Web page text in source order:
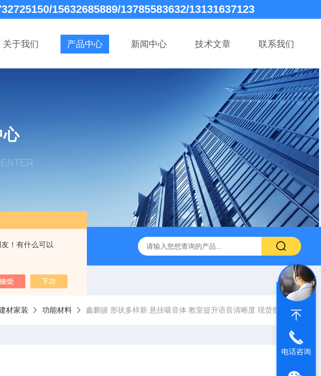
！有什么可以
15632685889/13785583632/13131637123
关于我们 产品中心 新闻中心 技术文章 联系我们
心
专用装饰材料） 600*600 600*1200鑫鹏骏 岩棉天花板 防火抗下陷 吸音吊顶 玻纤
材家装 功能材料 鑫鹏骏 形状多样新 悬挂吸音体 教室提升语音清晰度 现货批发
电话咨询